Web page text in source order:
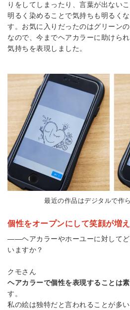
りをしてしまったり、言葉が出ない
明るく染めることで気持ちも明るく
す。お気に入りだったのはグリーンの
なので、今までヘアカラーに助けら
気持ちを表現しました。
最近の作品はデジタルで作
個性をオープンにして笑顔が増
――ヘアカラーやホーユーに対してど
いますか？
クモさん
ヘアカラーで個性を表現することは
す。
私の絵は独特だと言われることが多